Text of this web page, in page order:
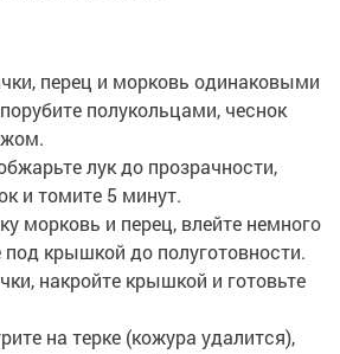
перец и морковь одинаковыми
полукольцами, чеснок
лук до прозрачности,
и томите 5 минут.
морковь и перец, влейте немного
крышкой до полуготовности.
накройте крышкой и готовьте
на терке (кожура удалится),